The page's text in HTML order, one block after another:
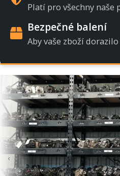
Platí pro všechny naše
Bezpečné balení
Aby vaše zboží
‹